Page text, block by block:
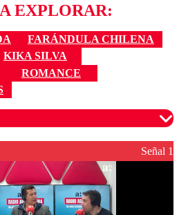
EXPLORAR:
FARÁNDULA CHILENA
KIKA SILVA
ROMANCE
moderados para garantizar un
respetuoso.
Señal 1